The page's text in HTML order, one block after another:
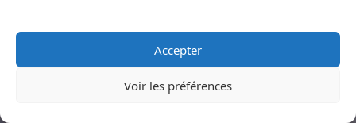
Accepter
Voir les préférences
Nous vous proposons d’assurer le suivi
de votre animal, de la phase